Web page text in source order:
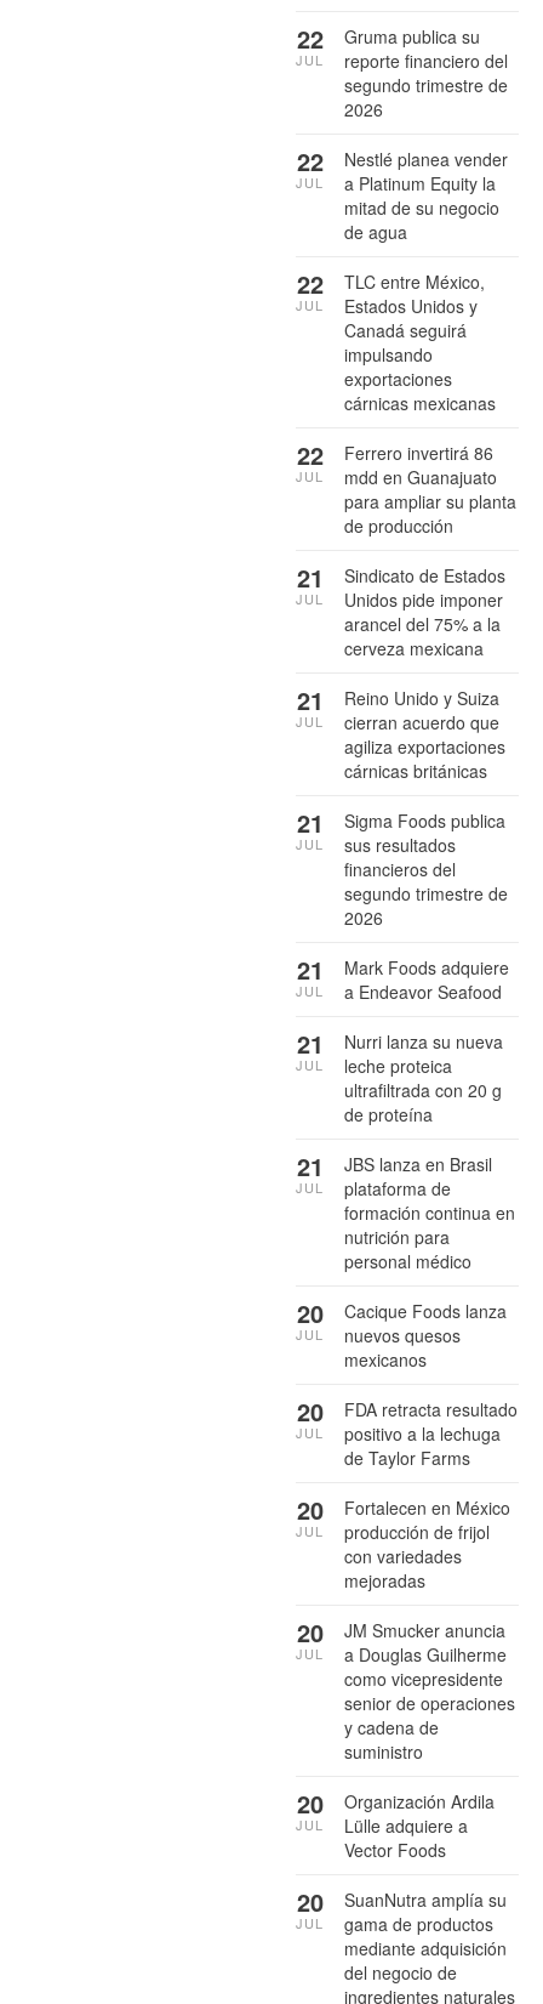
Gruma publica su
reporte financiero del
segundo trimestre de
2026
22
JUL
Nestlé planea vender
a Platinum Equity la
mitad de su negocio
de agua
22
JUL
TLC entre México,
Estados Unidos y
Canadá seguirá
impulsando
exportaciones
cárnicas mexicanas
22
JUL
Ferrero invertirá 86
mdd en Guanajuato
para ampliar su planta
de producción
22
JUL
Sindicato de Estados
Unidos pide imponer
arancel del 75% a la
cerveza mexicana
21
JUL
Reino Unido y Suiza
cierran acuerdo que
agiliza exportaciones
cárnicas británicas
21
JUL
Sigma Foods publica
sus resultados
financieros del
segundo trimestre de
2026
21
JUL
Mark Foods adquiere
a Endeavor Seafood
21
JUL
Nurri lanza su nueva
leche proteica
ultrafiltrada con 20 g
de proteína
21
JUL
JBS lanza en Brasil
plataforma de
formación continua en
nutrición para
personal médico
21
JUL
Cacique Foods lanza
nuevos quesos
mexicanos
20
JUL
FDA retracta resultado
positivo a la lechuga
de Taylor Farms
20
JUL
Fortalecen en México
producción de frijol
con variedades
mejoradas
20
JUL
JM Smucker anuncia
a Douglas Guilherme
como vicepresidente
senior de operaciones
y cadena de
suministro
20
JUL
Organización Ardila
Lülle adquiere a
Vector Foods
20
JUL
SuanNutra amplía su
gama de productos
mediante adquisición
del negocio de
ingredientes naturales
20
JUL